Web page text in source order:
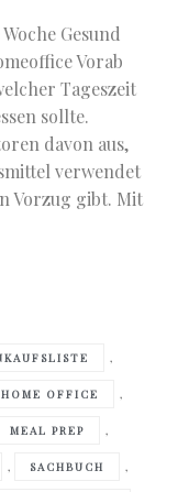
Gesund
Vorab
Tageszeit
sollte.
davon aus,
verwendet
Vorzug gibt. Mit
,
HOME OFFICE ,
MEAL PREP ,
, SACHBUCH ,